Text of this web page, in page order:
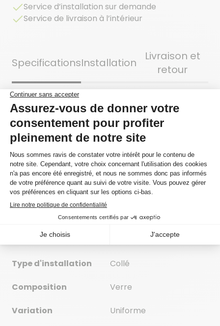
Service d’installation sur demande
Service de livraison à l’intérieur
SpecificationsInstallation
Livraison et
retour
Precious ornera votre pièce avec ses alvéoles
délicates faites de verre recyclé. Son fini mat
apportera une touche de raffinement et de
simplicité tout en créant un style qui ne laissera
personne indifférent, qu’elle soit agencée à un
coulis contrastant ou non.
Se vend à la boîte
Oui
Effet Géométrique
Surface de la boîte 9.9269pieds²
Épaisseur
Type d'installation Collé
Composition Verre
Variation Uniforme